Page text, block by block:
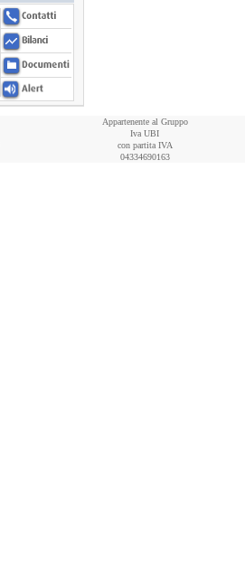
Appartenente al Gruppo
Iva UBI
con partita IVA
04334690163